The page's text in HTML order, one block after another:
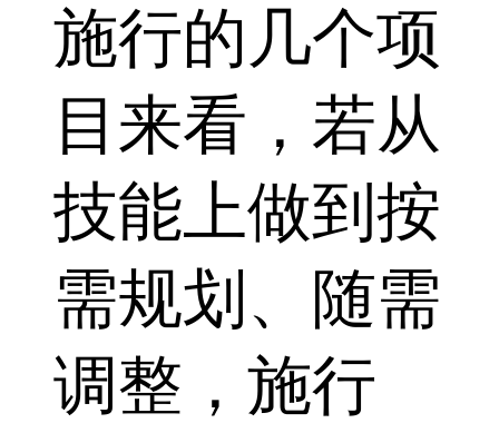
施行的几个项
目来看，若从
技能上做到按
需规划、随需
调整，施行